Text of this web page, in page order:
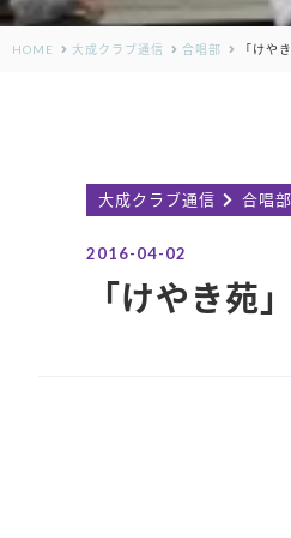
HOME 大成クラブ通信 合唱部 「けや
大成クラブ通信 合唱部
2016-04-02
「けやき苑